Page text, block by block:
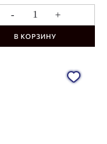
- +
В КОРЗИНУ